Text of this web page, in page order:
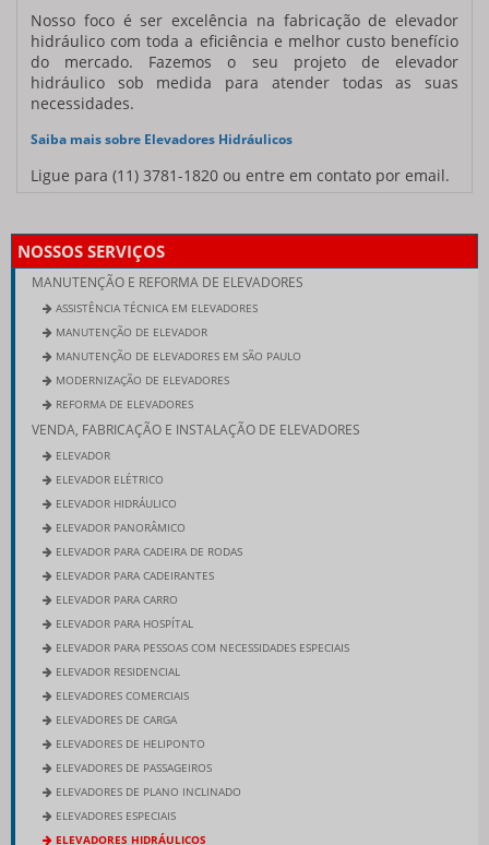
Nosso foco é ser excelência na fabricação de elevador
hidráulico com toda a eficiência e melhor custo benefício
do mercado. Fazemos o seu projeto de elevador
hidráulico sob medida para atender todas as suas
necessidades.
Saiba mais sobre Elevadores Hidráulicos
Ligue para (11) 3781-1820 ou entre em contato por email.
NOSSOS SERVIÇOS
MANUTENÇÃO E REFORMA DE ELEVADORES
ASSISTÊNCIA TÉCNICA EM ELEVADORES
MANUTENÇÃO DE ELEVADOR
MANUTENÇÃO DE ELEVADORES EM SÃO PAULO
MODERNIZAÇÃO DE ELEVADORES
REFORMA DE ELEVADORES
VENDA, FABRICAÇÃO E INSTALAÇÃO DE ELEVADORES
ELEVADOR
ELEVADOR ELÉTRICO
ELEVADOR HIDRÁULICO
ELEVADOR PANORÂMICO
ELEVADOR PARA CADEIRA DE RODAS
ELEVADOR PARA CADEIRANTES
ELEVADOR PARA CARRO
ELEVADOR PARA HOSPÍTAL
ELEVADOR PARA PESSOAS COM NECESSIDADES ESPECIAIS
ELEVADOR RESIDENCIAL
ELEVADORES COMERCIAIS
ELEVADORES DE CARGA
ELEVADORES DE HELIPONTO
ELEVADORES DE PASSAGEIROS
ELEVADORES DE PLANO INCLINADO
ELEVADORES ESPECIAIS
ELEVADORES HIDRÁULICOS